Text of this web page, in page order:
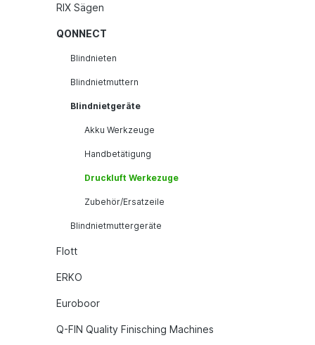
RIX Sägen
QONNECT
Blindnieten
Blindnietmuttern
Blindnietgeräte
Akku Werkzeuge
Handbetätigung
Druckluft Werkezuge
Zubehör/Ersatzeile
Blindnietmuttergeräte
Flott
ERKO
Euroboor
Q-FIN Quality Finisching Machines